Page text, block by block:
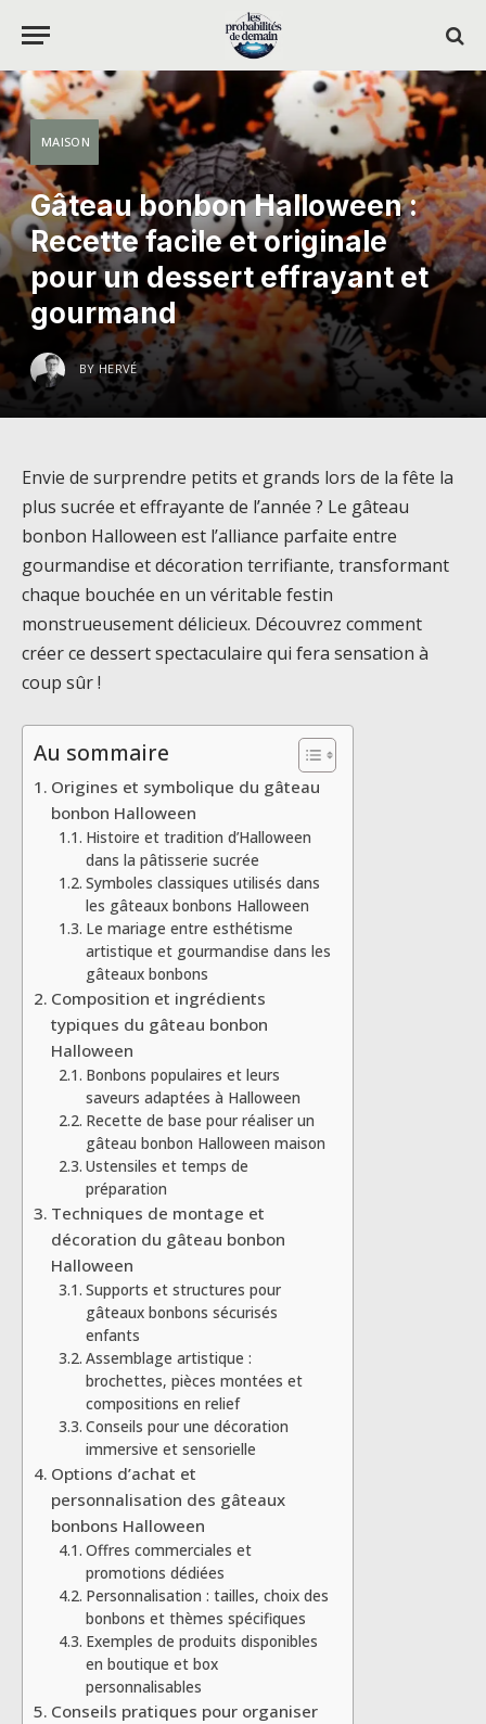
MAISON
Gâteau bonbon Halloween :
Recette facile et originale
pour un dessert effrayant et
gourmand
BY HERVÉ
Envie de surprendre petits et grands lors de la fête la
plus sucrée et effrayante de l’année ? Le gâteau
bonbon Halloween est l’alliance parfaite entre
gourmandise et décoration terrifiante, transformant
chaque bouchée en un véritable festin
monstrueusement délicieux. Découvrez comment
créer ce dessert spectaculaire qui fera sensation à
coup sûr !
Au sommaire
Origines et symbolique du gâteau
bonbon Halloween
Histoire et tradition d’Halloween
dans la pâtisserie sucrée
Symboles classiques utilisés dans
les gâteaux bonbons Halloween
Le mariage entre esthétisme
artistique et gourmandise dans les
gâteaux bonbons
Composition et ingrédients
typiques du gâteau bonbon
Halloween
Bonbons populaires et leurs
saveurs adaptées à Halloween
Recette de base pour réaliser un
gâteau bonbon Halloween maison
Ustensiles et temps de
préparation
Techniques de montage et
décoration du gâteau bonbon
Halloween
Supports et structures pour
gâteaux bonbons sécurisés
enfants
Assemblage artistique :
brochettes, pièces montées et
compositions en relief
Conseils pour une décoration
immersive et sensorielle
Options d’achat et
personnalisation des gâteaux
bonbons Halloween
Offres commerciales et
promotions dédiées
Personnalisation : tailles, choix des
bonbons et thèmes spécifiques
Exemples de produits disponibles
en boutique et box
personnalisables
Conseils pratiques pour organiser